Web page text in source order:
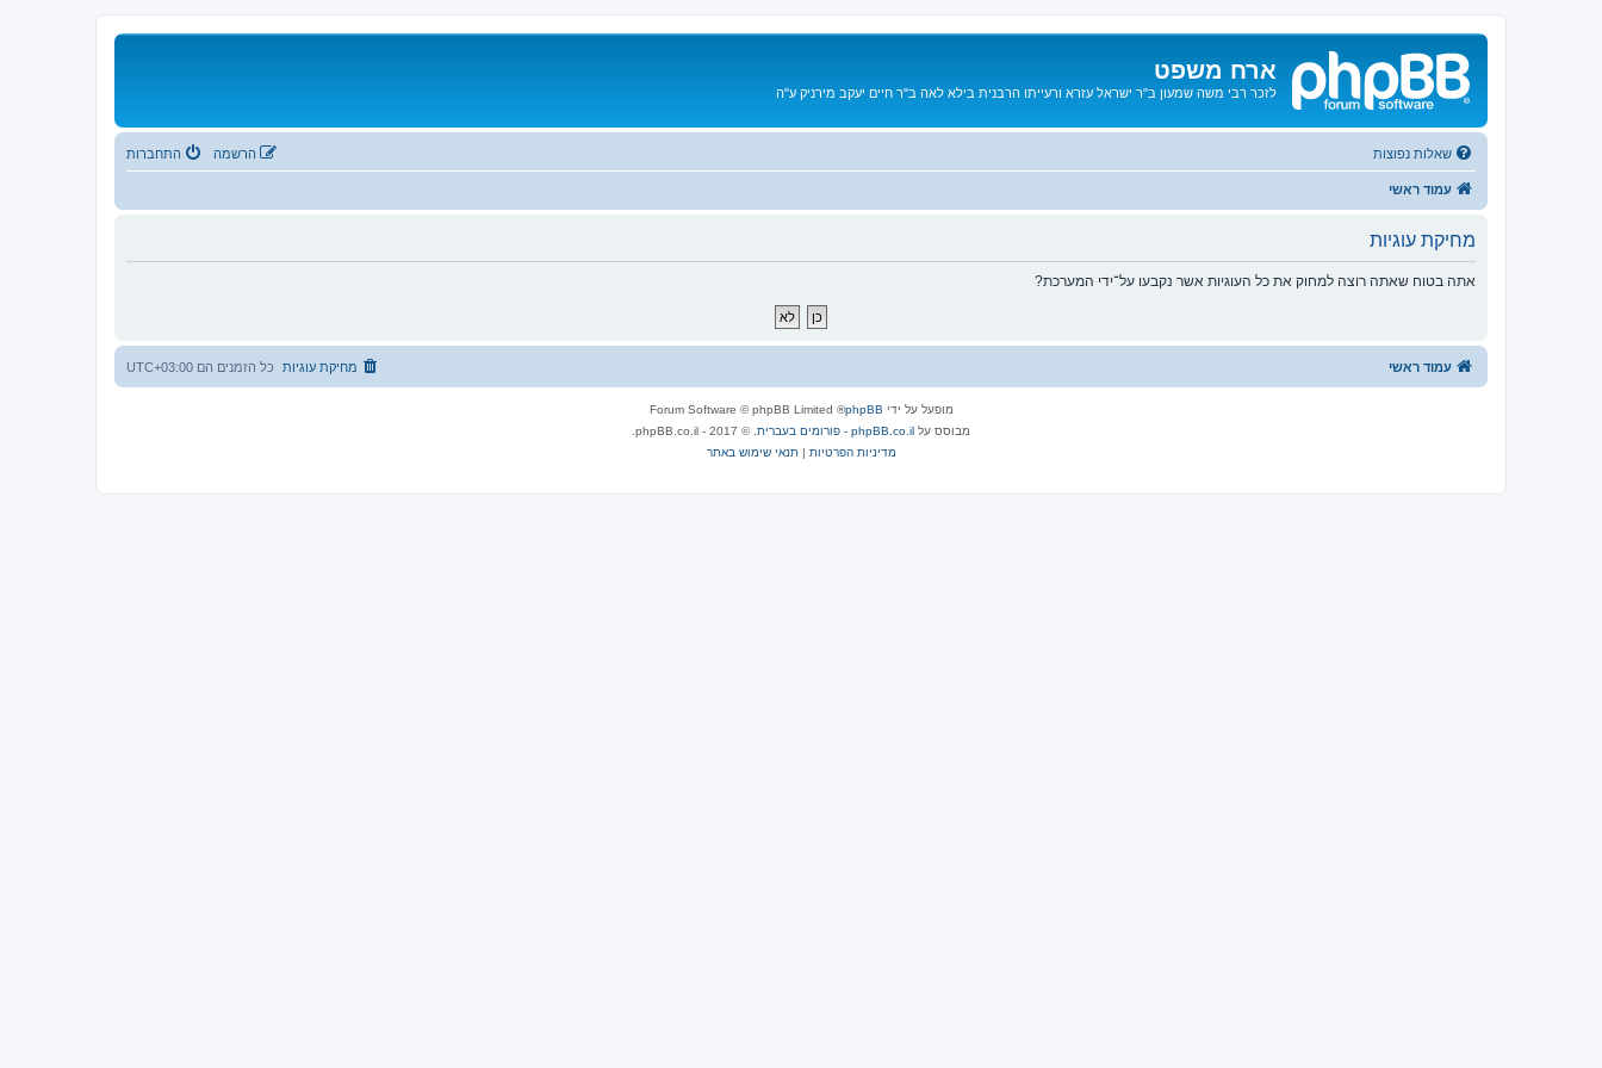
ארח משפט
לזכר רבי משה שמעון ב"ר ישראל עזרא ורעייתו הרבנית בילא לאה ב"ר חיים יעקב מירניק ע"ה
שאלות נפוצות התחברות הרשמה
עמוד ראשי
מחיקת עוגיות
אתה בטוח שאתה רוצה למחוק את כל העוגיות אשר נקבעו על־ידי המערכת?
עמוד ראשי כל הזמנים הם UTC+03:00 מחיקת עוגיות
מופעל על ידי phpBB
® Forum Software © phpBB Limited
מבוסס על phpBB.co.il - פורומים בעברית
. © 2017 - phpBB.co.il.
מדיניות הפרטיות |תנאי שימוש באתר